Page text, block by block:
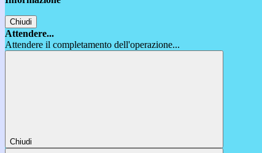
Chiudi
Attendere...
Attendere il completamento dell'operazione...
Chiudi